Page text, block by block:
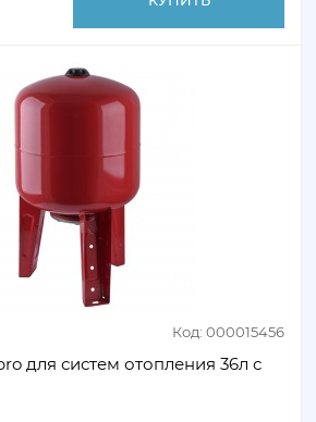
Код: 000015456
для систем отопления 36л с